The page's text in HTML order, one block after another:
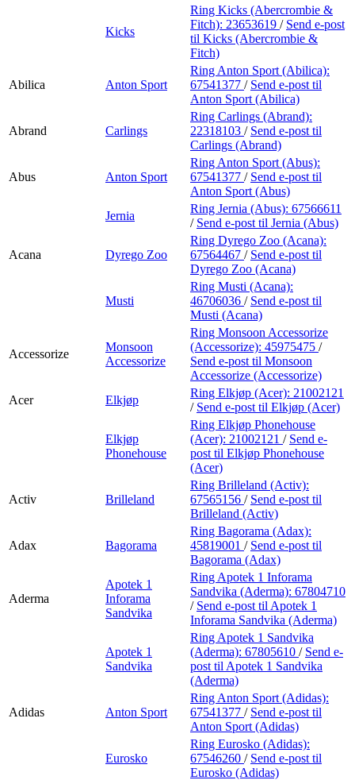
Kicks
Ring Kicks (Abercrombie &
Fitch): 23653619 / Send e-post
til Kicks (Abercrombie &
Fitch)
Abilica Anton Sport
Ring Anton Sport (Abilica):
67541377 / Send e-post til
Anton Sport (Abilica)
Abrand Carlings
Ring Carlings (Abrand):
22318103 / Send e-post til
Carlings (Abrand)
Abus Anton Sport
Ring Anton Sport (Abus):
67541377 / Send e-post til
Anton Sport (Abus)
Jernia
Ring Jernia (Abus): 67566611
/ Send e-post til Jernia (Abus)
Acana Dyrego Zoo
Ring Dyrego Zoo (Acana):
67564467 / Send e-post til
Dyrego Zoo (Acana)
Musti
Ring Musti (Acana):
46706036 / Send e-post til
Musti (Acana)
Accessorize
Monsoon
Accessorize
Ring Monsoon Accessorize
(Accessorize): 45975475 /
Send e-post til Monsoon
Accessorize (Accessorize)
Acer
Elkjøp
Ring Elkjøp (Acer): 21002121
/ Send e-post til Elkjøp (Acer)
Elkjøp
Phonehouse
Ring Elkjøp Phonehouse
(Acer): 21002121 / Send e-
post til Elkjøp Phonehouse
(Acer)
Activ Brilleland
Ring Brilleland (Activ):
67565156 / Send e-post til
Brilleland (Activ)
Adax Bagorama
Ring Bagorama (Adax):
45819001 / Send e-post til
Bagorama (Adax)
Aderma
Apotek 1
Inforama
Sandvika
Ring Apotek 1 Inforama
Sandvika (Aderma): 67804710
/ Send e-post til Apotek 1
Inforama Sandvika (Aderma)
Apotek 1
Sandvika
Ring Apotek 1 Sandvika
(Aderma): 67805610 / Send e-
post til Apotek 1 Sandvika
(Aderma)
Adidas Anton Sport
Ring Anton Sport (Adidas):
67541377 / Send e-post til
Anton Sport (Adidas)
Eurosko
Ring Eurosko (Adidas):
67546260 / Send e-post til
Eurosko (Adidas)